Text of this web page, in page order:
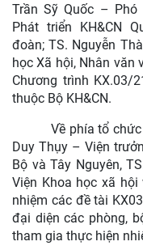
Trần Sỹ Quốc –
Phát triển KH&CN
đoàn; TS. Nguyễn
học Xã hội, Nhân văn
Chương trình KX.03/
thuộc Bộ KH&CN.
Về phía tổ chức
Duy Thụy – Viện
Bộ và Tây Nguyên,
Viện Khoa học xã hội
nhiệm các đề tài
đại diện các phòng,
tham gia thực hiện